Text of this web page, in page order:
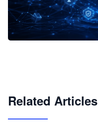
Related Articles